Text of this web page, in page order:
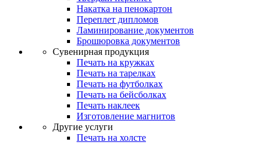
Накатка на пенокартон
Переплет дипломов
Ламинирование документов
Брошюровка документов
Сувенирная продукция
Печать на кружках
Печать на тарелках
Печать на футболках
Печать на бейсболках
Печать наклеек
Изготовление магнитов
Другие услуги
Печать на холсте